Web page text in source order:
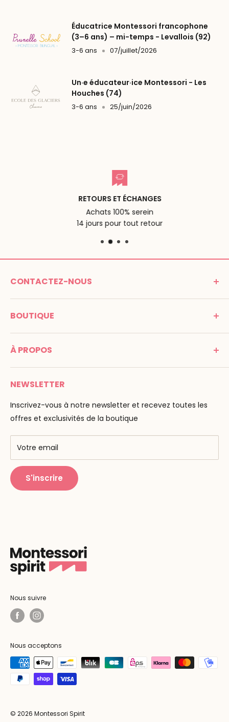
Éducatrice Montessori francophone
(3–6 ans) – mi-temps - Levallois (92)
3-6 ans 07/juillet/2026
Un·e éducateur·ice Montessori - Les
Houches (74)
3-6 ans 25/juin/2026
RETOURS ET ÉCHANGES
Achats 100% serein
14 jours pour tout retour
CONTACTEZ-NOUS
MONTESSORI SPIRIT
Promenade Jean Dalba
Tél : 05 53 61 21 26
Email :info@montessori-spirit.com
BOUTIQUE
C G V
Mentions légales
Paiement
Livraison
F.A.Q
À PROPOS
Montessori Spirit
Maria Montessori
La pédagogie
Nos marques
Centres de formation
Public Montessori
NEWSLETTER
Inscrivez-vous à notre newsletter et recevez toutes les
offres et exclusivités de la boutique
Votre email
S'inscrire
Nous suivre
Nous acceptons
© 2026 Montessori Spirit